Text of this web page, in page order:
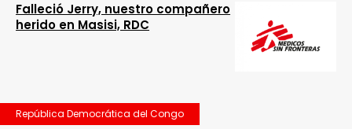
Falleció Jerry, nuestro compañero
herido en Masisi, RDC
República Democrática del Congo